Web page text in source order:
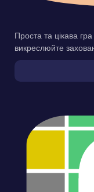
Проста та цікава
викреслюйте